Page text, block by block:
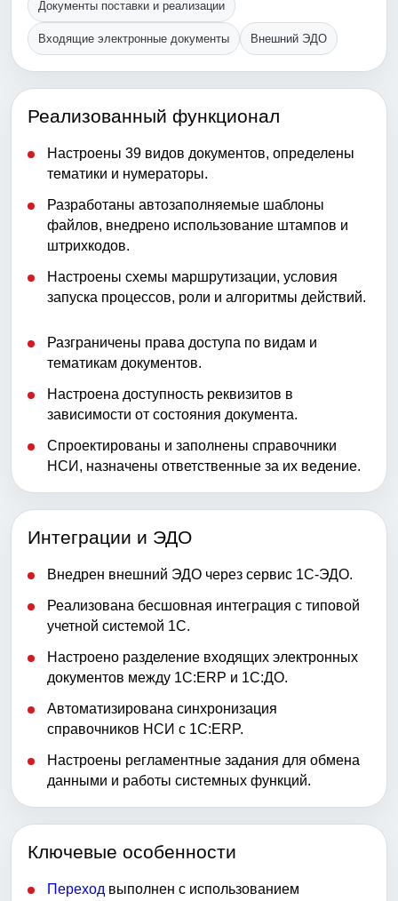
Документы поставки и реализации
Входящие электронные документы Внешний ЭДО
Реализованный функционал
Настроены 39 видов документов, определены
тематики и нумераторы.
Разработаны автозаполняемые шаблоны
файлов, внедрено использование штампов и
штрихкодов.
Настроены схемы маршрутизации, условия
запуска процессов, роли и алгоритмы действий.
Разграничены права доступа по видам и
тематикам документов.
Настроена доступность реквизитов в
зависимости от состояния документа.
Спроектированы и заполнены справочники
НСИ, назначены ответственные за их ведение.
Интеграции и ЭДО
Внедрен внешний ЭДО через сервис 1С-ЭДО.
Реализована бесшовная интеграция с типовой
учетной системой 1С.
Настроено разделение входящих электронных
документов между 1С:ERP и 1С:ДО.
Автоматизирована синхронизация
справочников НСИ с 1С:ERP.
Настроены регламентные задания для обмена
данными и работы системных функций.
Ключевые особенности
Переход выполнен с использованием